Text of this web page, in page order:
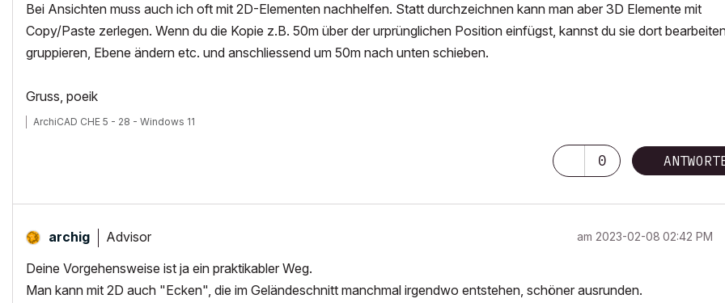
Bei Ansichten muss auch ich oft mit 2D-Elementen nachhelfen. Statt durchzeichnen kann man aber 3D Elemente mit
Copy/Paste zerlegen. Wenn du die Kopie z.B. 50m über der urprünglichen Position einfügst, kannst du sie dort
gruppieren, Ebene ändern etc. und anschliessend um 50m nach unten schieben.
Gruss, poeik
ArchiCAD CHE 5 - 28 - Windows 11
0
archig Advisor am ‎2023-02-08 02:42 PM
Deine Vorgehensweise ist ja ein praktikabler Weg.
Man kann mit 2D auch "Ecken", die im Geländeschnitt manchmal irgendwo entstehen, schöner ausrunden.